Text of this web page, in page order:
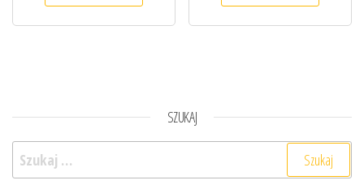
SZUKAJ
Szukaj: